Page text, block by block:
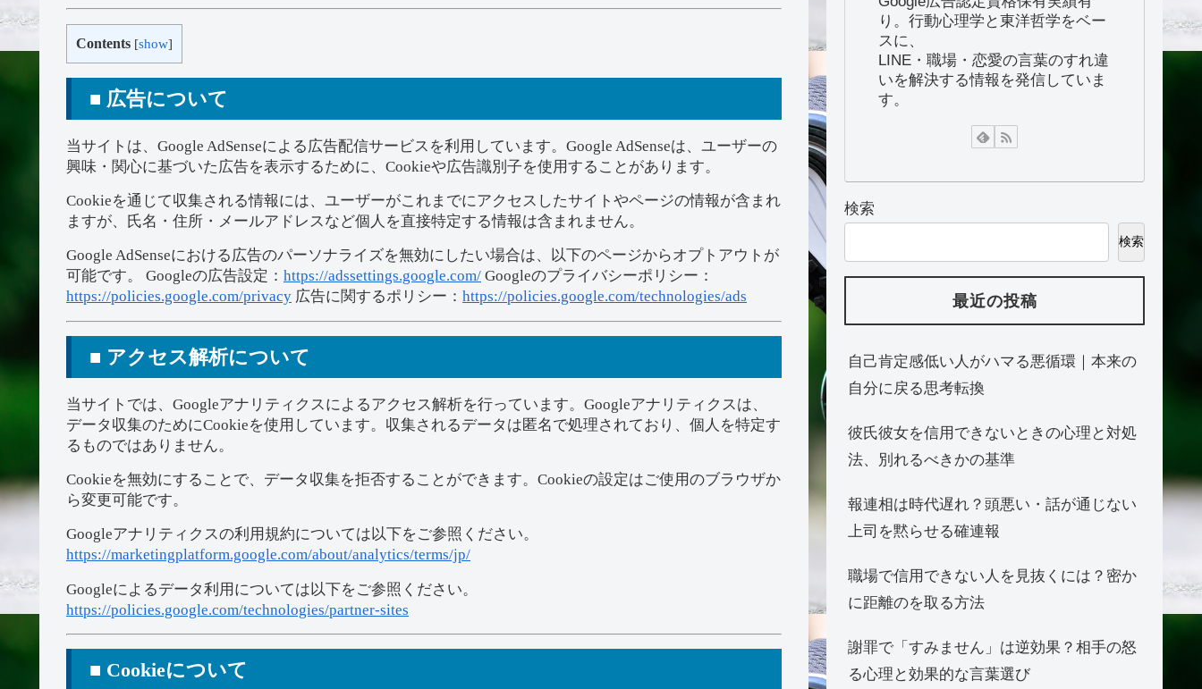
Contents [show]
■ 広告について
当サイトは、Google AdSenseによる広告配信サービスを利用しています。Google AdSenseは、ユーザーの
興味・関心に基づいた広告を表示するために、Cookieや広告識別子を使用することがあります。
Cookieを通じて収集される情報には、ユーザーがこれまでにアクセスしたサイトやページの情報が含まれ
ますが、氏名・住所・メールアドレスなど個人を直接特定する情報は含まれません。
Google AdSenseにおける広告のパーソナライズを無効にしたい場合は、以下のページからオプトアウトが
可能です。 Googleの広告設定： https://adssettings.google.com/ Googleのプライバシーポリシー：
https://policies.google.com/privacy 広告に関するポリシー： https://policies.google.com/technologies/ads
■ アクセス解析について
当サイトでは、Googleアナリティクスによるアクセス解析を行っています。Googleアナリティクスは、
データ収集のためにCookieを使用しています。収集されるデータは匿名で処理されており、個人を特定す
るものではありません。
Cookieを無効にすることで、データ収集を拒否することができます。Cookieの設定はご使用のブラウザか
ら変更可能です。
Googleアナリティクスの利用規約については以下をご参照ください。
https://marketingplatform.google.com/about/analytics/terms/jp/
Googleによるデータ利用については以下をご参照ください。
https://policies.google.com/technologies/partner-sites
■ Cookieについて
り。行動心理学と東洋哲学をベー
スに、
LINE・職場・恋愛の言葉のすれ違
いを解決する情報を発信していま
す。
検索
検索
最近の投稿
自己肯定感低い人がハマる悪循環｜本来の
自分に戻る思考転換
彼氏彼女を信用できないときの心理と対処
法、別れるべきかの基準
報連相は時代遅れ？頭悪い・話が通じない
上司を黙らせる確連報
職場で信用できない人を見抜くには？密か
に距離のを取る方法
謝罪で「すみません」は逆効果？相手の怒
る心理と効果的な言葉選び